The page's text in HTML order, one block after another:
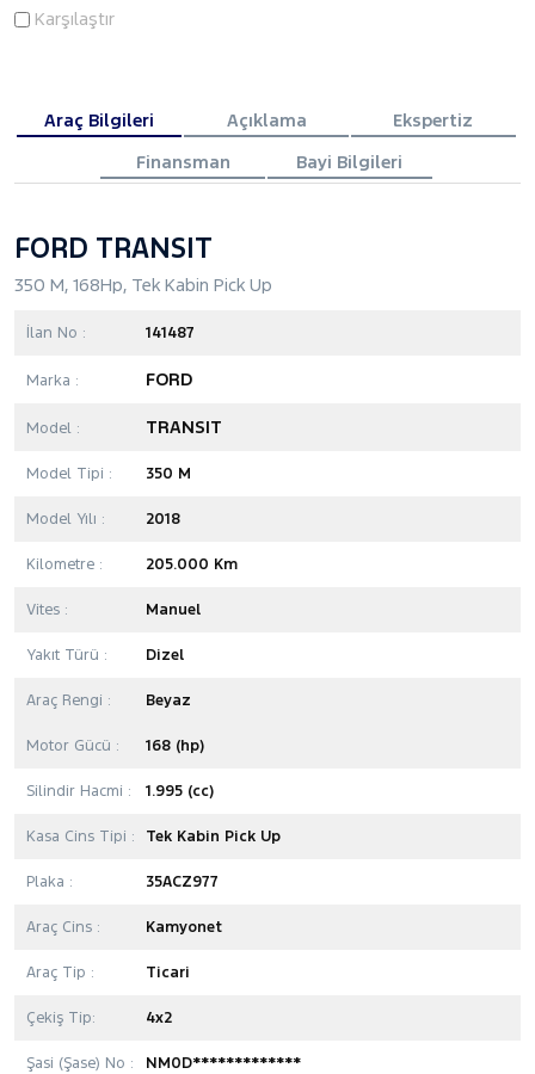
Karşılaştır
Araç Bilgileri Açıklama
Ekspertiz
Finansman
Bayi Bilgileri
FORD TRANSIT
350 M, 168Hp, Tek Kabin Pick Up
İlan No : 141487
Marka : FORD
Model : TRANSIT
Model Tipi : 350 M
Model Yılı : 2018
Kilometre : 205.000 Km
Vites : Manuel
Yakıt Türü : Dizel
Araç Rengi : Beyaz
Motor Gücü : 168 (hp)
Silindir Hacmi : 1.995 (cc)
Kasa Cins Tipi : Tek Kabin Pick Up
Plaka : 35ACZ977
Araç Cins : Kamyonet
Araç Tip : Ticari
Çekiş Tip: 4x2
Şasi (Şase) No : NM0D*************